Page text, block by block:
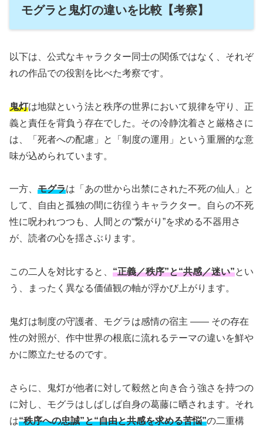
モグラと鬼灯の違いを比較【考察】
以下は、公式なキャラクター同士の関係ではなく、それぞ
れの作品での役割を比べた考察です。
鬼灯は地獄という法と秩序の世界において規律を守り、正
義と責任を背負う存在でした。その冷静沈着さと厳格さに
は、「死者への配慮」と「制度の運用」という重層的な意
味が込められています。
一方、 モグラは「あの世から出禁にされた不死の仙人」と
して、自由と孤独の間に彷徨うキャラクター。自らの不死
性に呪われつつも、人間との“繋がり”を求める不器用さ
が、読者の心を揺さぶります。
この二人を対比すると、 “正義／秩序”と“共感／迷い”とい
う、まったく異なる価値観の軸が浮かび上がります。
鬼灯は制度の守護者、モグラは感情の宿主 —— その存在
性の対照が、作中世界の根底に流れるテーマの違いを鮮や
かに際立たせるのです。
さらに、鬼灯が他者に対して毅然と向き合う強さを持つの
に対し、モグラはしばしば自身の葛藤に晒されます。それ
は“秩序への忠誠”と“自由と共感を求める苦悩”の二重構